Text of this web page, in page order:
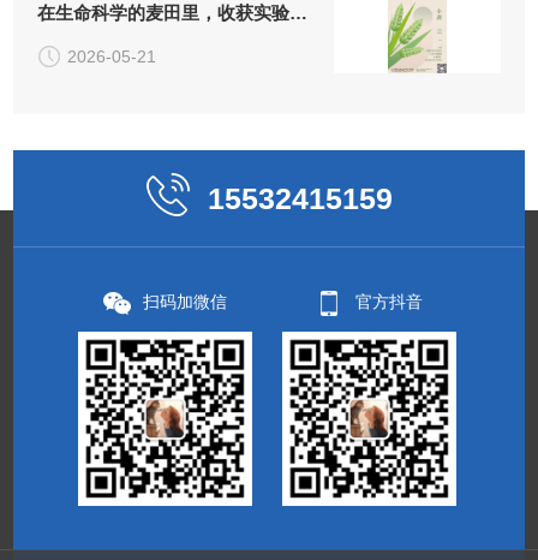
在生命科学的麦田里，收获实验
的"小小圆满"
2026-05-21
15532415159
扫码加微信 官方抖音